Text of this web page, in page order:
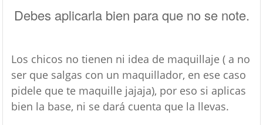
Debes aplicarla bien para que no se note.
Los chicos no tienen ni idea de maquillaje ( a no
ser que salgas con un maquillador, en ese caso
pidele que te maquille jajaja), por eso si aplicas
bien la base, ni se dará cuenta que la llevas.